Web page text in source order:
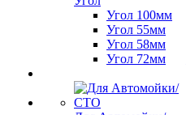
Угол 100мм
Угол 55мм
Угол 58мм
Угол 72мм